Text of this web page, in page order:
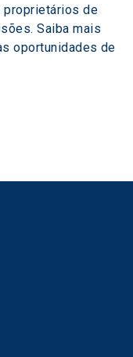
proprietários de
Saiba mais
oportunidades de